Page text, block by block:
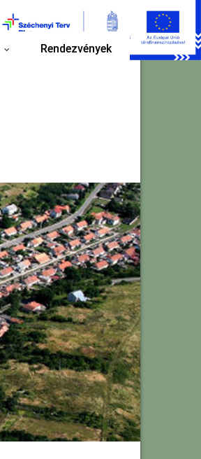
Rendezvények